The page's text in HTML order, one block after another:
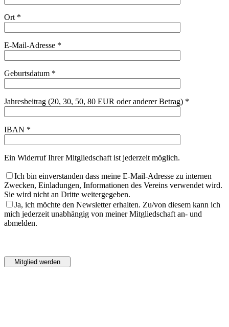
Ort *
E-Mail-Adresse *
Geburtsdatum *
Jahresbeitrag (20, 30, 50, 80 EUR oder anderer Betrag) *
IBAN *
Ein Widerruf Ihrer Mitgliedschaft ist jederzeit möglich.
Ich bin einverstanden dass meine E-Mail-Adresse zu internen
Zwecken, Einladungen, Informationen des Vereins verwendet wird.
Sie wird nicht an Dritte weitergegeben.
Ja, ich möchte den Newsletter erhalten. Zu/von diesem kann ich
mich jederzeit unabhängig von meiner Mitgliedschaft an- und
abmelden.
dieses
Feld
lasse
dieses